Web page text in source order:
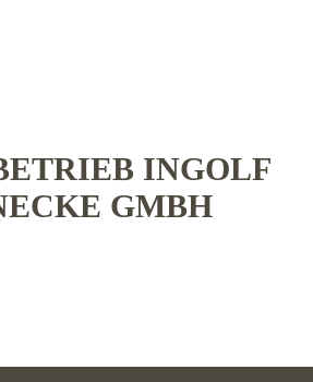
INGOLF
GMBH